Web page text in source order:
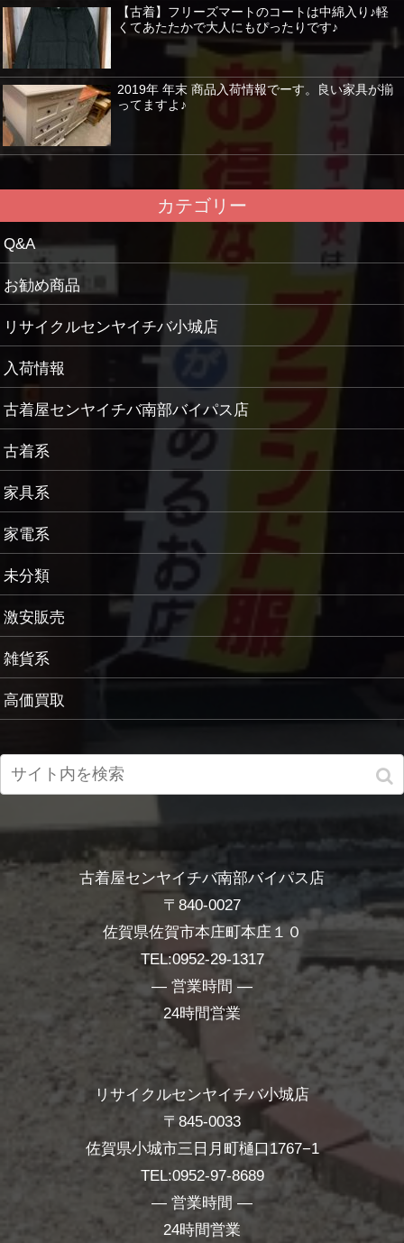
【古着】フリーズマートのコートは中綿入り♪軽
くてあたたかで大人にもぴったりです♪
2019年 年末 商品入荷情報でーす。良い家具が揃
ってますよ♪
カテゴリー
Q&A
お勧め商品
リサイクルセンヤイチバ小城店
入荷情報
古着屋センヤイチバ南部バイパス店
古着系
家具系
家電系
未分類
激安販売
雑貨系
高価買取
古着屋センヤイチバ南部バイパス店
〒840-0027
佐賀県佐賀市本庄町本庄１０
TEL:0952-29-1317
― 営業時間 ―
24時間営業
リサイクルセンヤイチバ小城店
〒845-0033
佐賀県小城市三日月町樋口1767−1
TEL:0952-97-8689
― 営業時間 ―
24時間営業